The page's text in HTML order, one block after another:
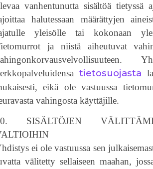
vanhentunutta sisältöä tietyssä
halutessaan määrättyjen
yleisölle tai kokonaan
ja niistä aiheutuvat
tietosuojasta
eikä ole vastuussa
vahingosta käyttäjille.
SISÄLTÖJEN
ei ole vastuussa sen
välitetty sellaiseen maahan,